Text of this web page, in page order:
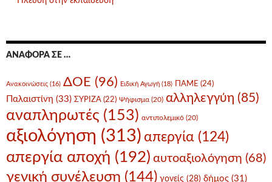
ΑΝΑΦΟΡΆ ΣΕ …
Ανακοινώσεις (16) ΔΟΕ (96) Ειδική Αγωγή (18) ΠΑΜΕ (24)
Παλαιστίνη (33) ΣΥΡΙΖΑ (22) Ψήφισμα (20) αλληλεγγύη (85)
αναπληρωτές (153) αντιπολεμικό (20)
αξιολόγηση (313) απεργία (124)
απεργία αποχή (192) αυτοαξιολόγηση (68)
γενική συνέλευση (144) γονείς (28) δήμος (31)